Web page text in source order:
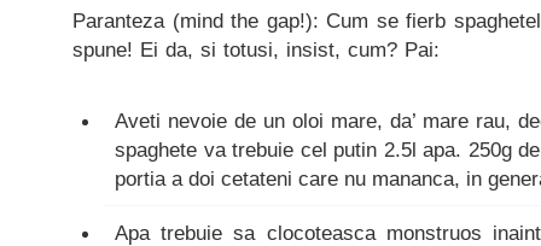
Paranteza (mind the gap!): Cum se fierb
spune! Ei da, si totusi, insist, cum? Pai:
Aveti nevoie de un oloi mare, da’ mare rau,
spaghete va trebuie cel putin 2.5l apa. 250g
portia a doi cetateni care nu mananca, in
Apa trebuie sa clocoteasca monstruos